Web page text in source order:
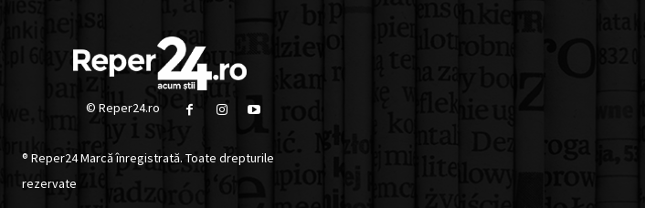
© Reper24.ro
® Reper24 Marcă înregistrată. Toate drepturile
rezervate